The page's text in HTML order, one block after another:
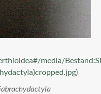
media/
)
brachydactyla